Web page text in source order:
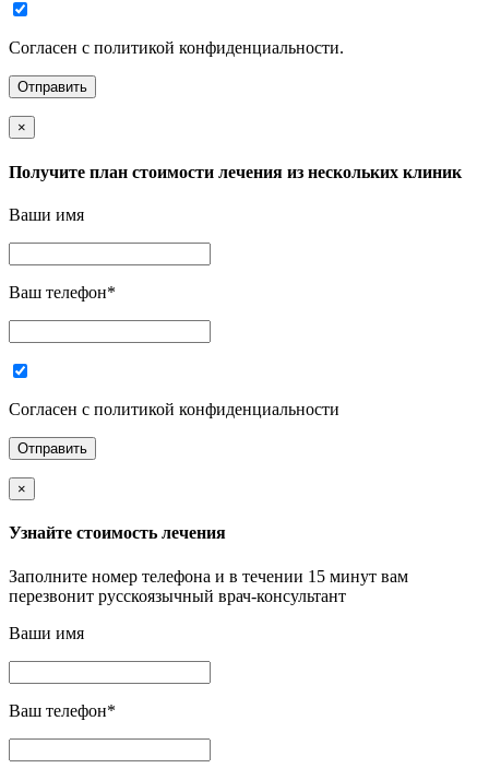
Согласен с политикой конфиденциальности.
×
Получите план стоимости лечения из нескольких клиник
Ваши имя
Ваш телефон*
Согласен с политикой конфиденциальности
×
Узнайте стоимость лечения
Заполните номер телефона и в течении 15 минут вам
перезвонит русскоязычный врач-консультант
Ваши имя
Ваш телефон*